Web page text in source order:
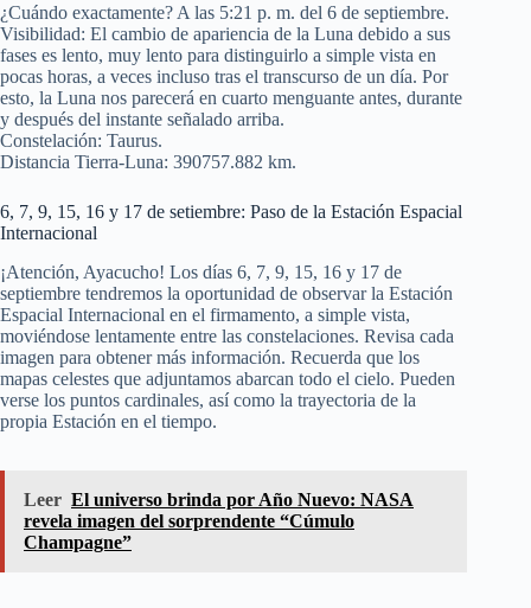
¿Cuándo exactamente? A las 5:21 p. m. del 6 de septiembre.
Visibilidad: El cambio de apariencia de la Luna debido a sus
fases es lento, muy lento para distinguirlo a simple vista en
pocas horas, a veces incluso tras el transcurso de un día. Por
esto, la Luna nos parecerá en cuarto menguante antes, durante
y después del instante señalado arriba.
Constelación: Taurus.
Distancia Tierra-Luna: 390757.882 km.
6, 7, 9, 15, 16 y 17 de setiembre: Paso de la Estación Espacial
Internacional
¡Atención, Ayacucho! Los días 6, 7, 9, 15, 16 y 17 de
septiembre tendremos la oportunidad de observar la Estación
Espacial Internacional en el firmamento, a simple vista,
moviéndose lentamente entre las constelaciones. Revisa cada
imagen para obtener más información. Recuerda que los
mapas celestes que adjuntamos abarcan todo el cielo. Pueden
verse los puntos cardinales, así como la trayectoria de la
propia Estación en el tiempo.
Leer El universo brinda por Año Nuevo: NASA
revela imagen del sorprendente “Cúmulo
Champagne”